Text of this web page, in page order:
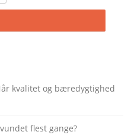
kvalitet og bæredygtighed
flest gange?